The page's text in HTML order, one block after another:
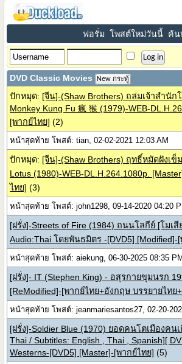
ฟอรั่ม โพสต์ใหม่วันนี้ ค้น
DVD Classic Movies New กระทู้
ปักหมุด: [จีน]-(Shaw Brothers) ถล่มเจ้าสำนัก
Monkey Kung Fu 瘋 猴 (1979)-WEB-
[พากย์ไทย] (2)
หน้าสุดท้าย โพสต์: tian, 02-02-2021 12:03 AM
ปักหมุด: [จีน]-(Shaw Brothers) ฤทธิ์หมัดฝังเข็
Lotus (1980)-WEB-DL.H.264.1080p.
ไทย] (3)
หน้าสุดท้าย โพสต์: john1298, 09-14-2020 04:20
[ฝรั่ง]-Streets of Fire (1984) ถนนโลกีย์ [โมเสี
Audio:Thai โดยพันธมิตร -[DVD5] [Modified]-
หน้าสุดท้าย โพสต์: aiekung, 06-30-2025 08:35 PM
[ฝรั่ง]- IT (Stephen King) - อสุรกายขุมนรก
[ReModified]-[พากย์ไทย+อังกฤษ บรรยายไทย
หน้าสุดท้าย โพสต์: jeanmariesantos27, 02-20-
[ฝรั่ง]-Soldier Blue (1970) ยอดคนโตเมืองคนเ
Thai / Subtitles: English , Thai , Spanish][
Westerns-[DVD5] [Master]-[พากย์ไทย] (5)